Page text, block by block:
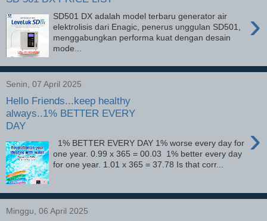
›
SD501 DX adalah model terbaru generator air
elektrolisis dari Enagic, penerus unggulan SD501,
menggabungkan performa kuat dengan desain
mode...
Senin, 07 April 2025
Hello Friends...keep healthy
always..1% BETTER EVERY
DAY
›
1% BETTER EVERY DAY 1% worse every day for
one year. 0.99 x 365 = 00.03 1% better every day
for one year. 1.01 x 365 = 37.78 Is that corr...
Minggu, 06 April 2025